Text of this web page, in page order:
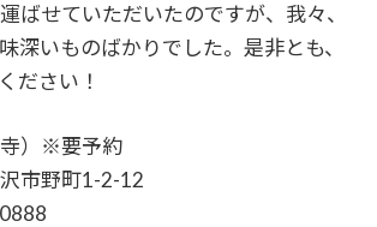
ばせていただいたのですが、我々、
深いものばかりでした。是非とも、
ださい！
）※要予約
市野町1-2-12